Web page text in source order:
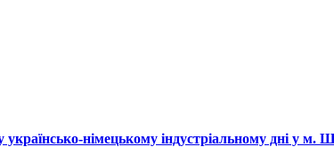
німецькому індустріальному дні у м.